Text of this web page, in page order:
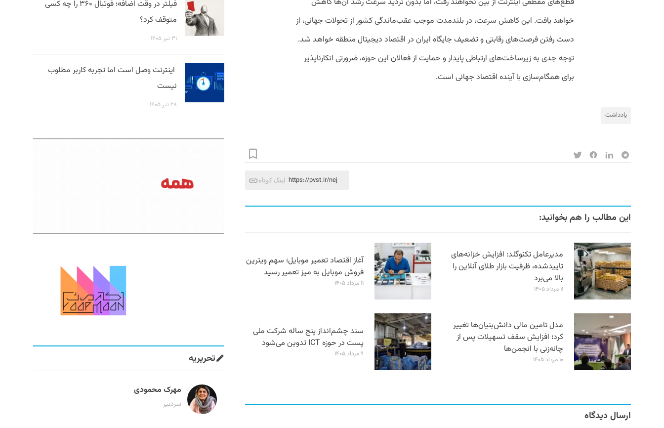
خواهد یافت. این کاهش سرعت، در بلندمدت موجب عقب‌ماندگی کشور از تحولات جهانی، از
دست رفتن فرصت‌های رقابتی و تضعیف جایگاه ایران در اقتصاد دیجیتال منطقه خواهد شد.
توجه جدی به زیرساخت‌های ارتباطی پایدار و حمایت از فعالان این حوزه، ضرورتی انکارناپذیر
برای همگام‌سازی با آینده اقتصاد جهانی است.
یادداشت
لینک کوتاه https://pvst.ir/nej
این مطالب را هم بخوانید:
مدیرعامل تکنوگلد: افزایش خزانه‌های
تاییدشده، ظرفیت بازار طلای آنلاین را
بالا می‌برد
۱۱ مرداد ۱۴۰۵
آغاز اقتصاد تعمیر موبایل؛ سهم ویترین
فروش موبایل به میز تعمیر رسید
۱۱ مرداد ۱۴۰۵
مدل تامین مالی دانش‌بنیان‌ها تغییر
کرد؛ افزایش سقف تسهیلات پس از
چانه‌زنی با انجمن‌ها
۱۰ مرداد ۱۴۰۵
سند چشم‌انداز پنج ساله شرکت ملی
پست در حوزه ICT تدوین می‌شود
۹ مرداد ۱۴۰۵
ارسال دیدگاه
فیلتر در وقت اضافه؛ فوتبال ۳۶۰ را چه کسی
متوقف کرد؟
۳۱ تیر ۱۴۰۵
اینترنت وصل است اما تجربه کاربر مطلوب
نیست
۲۸ تیر ۱۴۰۵
تحریریه
مهرک محمودی
سردبیر